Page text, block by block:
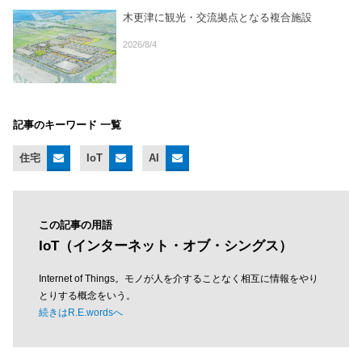
木更津に観光・交流拠点となる複合施設
2026/8/4
記事のキーワード 一覧
住宅 IoT AI
この記事の用語
IoT（インターネット・オブ・シングス）
Internet of Things。モノが人を介することなく相互に情報をやり
とりする概念をいう。
続きはR.E.wordsへ